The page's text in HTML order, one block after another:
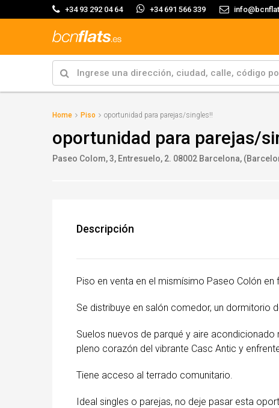
+34 93 292 04 64 +34 691 566 339
Home Piso oportunidad para parejas/singles!!
oportunidad para parejas/
Paseo Colom, 3, Entresuelo, 2. 08002 Barcelona,
Descripción
Piso en venta en el mismísimo Paseo Colón
Se distribuye en salón comedor, un dormitorio
Suelos nuevos de parqué y aire
pleno corazón del vibrante Casc Antic y
Tiene acceso al terrado comunitario.
Ideal singles o parejas, no deje pasar esta